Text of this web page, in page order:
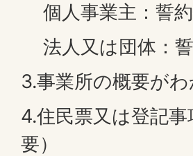
個人事業主：誓約
法人又は団体：
3.事業所の概要が
4.住民票又は登記
要）